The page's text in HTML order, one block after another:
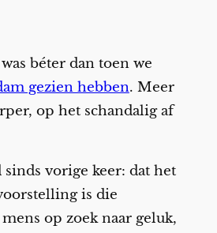
béter dan toen we
gezien hebben. Meer
op het schandalig af
vorige keer: dat het
is die
op zoek naar geluk,